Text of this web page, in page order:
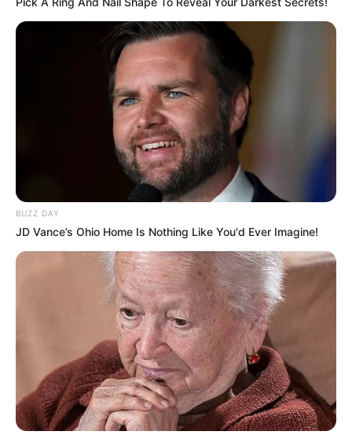
ΠΕΥΚΙ ΠΛΑΣΜΑ
ΨΑΡΑΣ
ΨΑΡΙΑ
ΤΑΥΤΟΤΗΤΑ ΚΑΙ ΕΠΙΚΟΙΝΩΝΙΑ ΟΡΟΙ ΧΡΗΣΗΣ
BUZZ DAY
JD Vance’s Ohio Home Is Nothing Like You'd Ever Imagine!